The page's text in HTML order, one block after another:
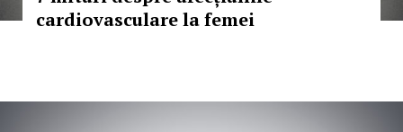
cardiovasculare la femei